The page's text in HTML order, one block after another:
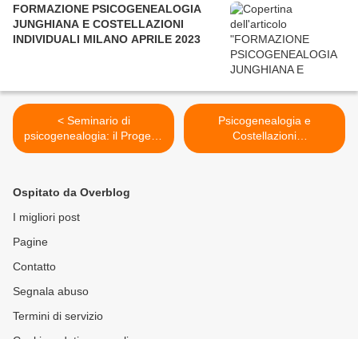
FORMAZIONE PSICOGENEALOGIA
JUNGHIANA E COSTELLAZIONI
INDIVIDUALI MILANO APRILE 2023
< Seminario di
psicogenealogia: il Progetto
Senso
Psicogenealogia e
Costellazioni
psicogenealogiche >
Ospitato da Overblog
I migliori post
Pagine
Contatto
Segnala abuso
Termini di servizio